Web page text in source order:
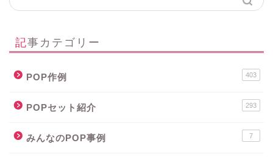
記事カテゴリー
POP作例 403
POPセット紹介 293
みんなのPOP事例 7